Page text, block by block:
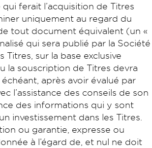
ferait l’acquisition de Titres
uniquement au regard du
tout document équivalent (un «
qui sera publié par la Société
Titres, sur la base exclusive
la souscription de Titres devra
après avoir évalué par
l’assistance des conseils de son
des informations qui y sont
investissement dans les Titres.
ou garantie, expresse ou
à l’égard de, et nul ne doit